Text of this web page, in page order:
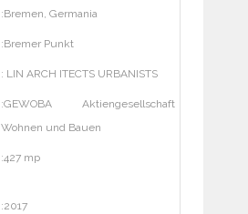
:Bremen, Germania
:Bremer Punkt
: LIN ARCH ITECTS URBANISTS
:GEWOBA Aktiengesellschaft
Wohnen und Bauen
:427 mp
:2017